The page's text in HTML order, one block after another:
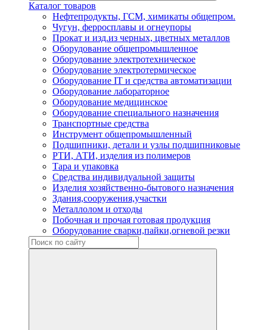
Каталог товаров
Нефтепродукты, ГСМ, химикаты общепром.
Чугун, ферросплавы и огнеупоры
Прокат и изд.из черных, цветных металлов
Оборудование общепромышленное
Оборудование электротехническое
Оборудование электротермическое
Оборудование IT и средства автоматизации
Оборудование лабораторное
Оборудование медицинское
Оборудование специального назначения
Транспортные средства
Инструмент общепромышленный
Подшипники, детали и узлы подшипниковые
РТИ, АТИ, изделия из полимеров
Тара и упаковка
Средства индивидуальной защиты
Изделия хозяйственно-бытового назначения
Здания,сооружения,участки
Металлолом и отходы
Побочная и прочая готовая продукция
Оборудование сварки,пайки,огневой резки